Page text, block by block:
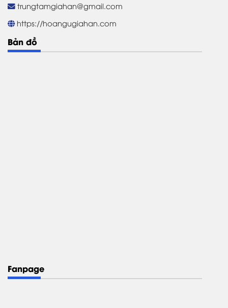
trungtamgiahan@gmail.com
https://hoangugiahan.com
Bản đồ
Fanpage